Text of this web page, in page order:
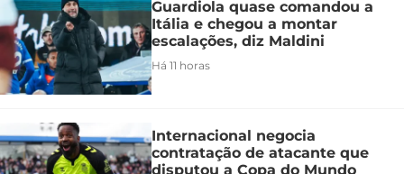
Guardiola quase comandou a
Itália e chegou a montar
escalações, diz Maldini
Há 11 horas
Internacional negocia
contratação de atacante que
disputou a Copa do Mundo